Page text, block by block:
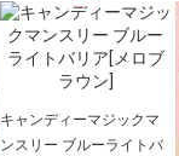
キャンディーマジックマ
ンスリー ブルーライトバ